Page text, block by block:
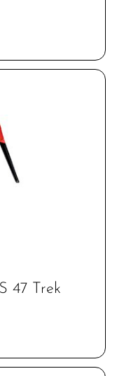
47 Trek